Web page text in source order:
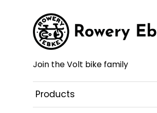
Join the Volt bike family
Products